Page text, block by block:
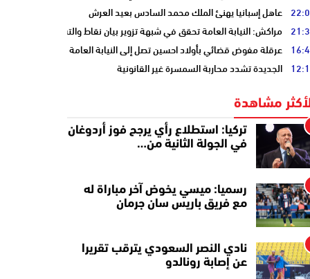
عاهل إسبانيا يهنئ الملك محمد السادس بعيد العرش
مراكش: النيابة العامة تحقق في شبهة تزوير بيان نقاط والتشهير بطالب
عرقلة مفوض قضائي بأولاد احسين تصل إلى النيابة العامة
الجديدة تشدد محاربة السمسرة غير القانونية
مشاهدة
تركيا: استطلاع رأي يرجح فوز أردوغان
في الجولة الثانية من…
رسميا: ميسي يخوض آخر مباراة له
مع فريق باريس سان جرمان
نادي النصر السعودي يترقب تقريرا
عن إصابة رونالدو